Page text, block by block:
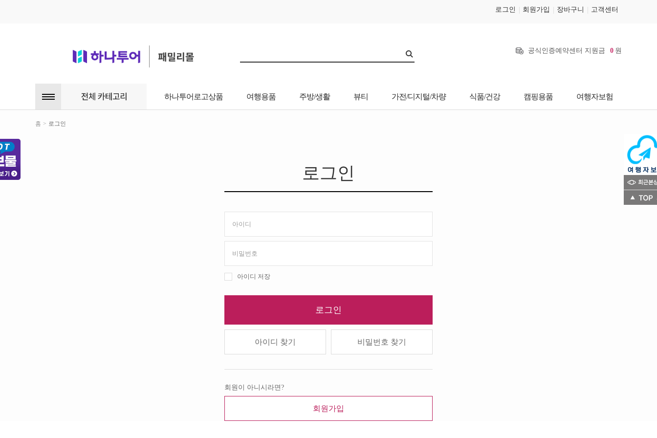
로그인 회원가입 장바구니 고객센터
공식인증예약센터 지원금 0 원
하나투어로고상품 여행용품 주방/생활 뷰티 가전/디지털/차량 식품/건강 캠핑용품 여행자보험
홈 > 로그인
로그인
아이디 저장
로그인
아이디 찾기 비밀번호 찾기
회원이 아니시라면?
회원가입